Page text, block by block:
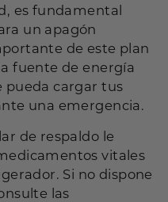
es fundamental
un apagón
de este plan
fuente de energía
pueda cargar tus
una emergencia.
de respaldo le
vitales
Si no dispone
las